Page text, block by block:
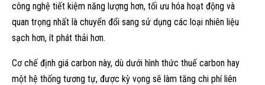
công nghệ tiết kiệm năng lượng hơn, tối ưu hóa hoạt động và
quan trọng nhất là chuyển đổi sang sử dụng các loại nhiên liệu
sạch hơn, ít phát thải hơn.
Cơ chế định giá carbon này, dù dưới hình thức thuế carbon hay
một hệ thống tương tự, được kỳ vọng sẽ làm tăng chi phí liên